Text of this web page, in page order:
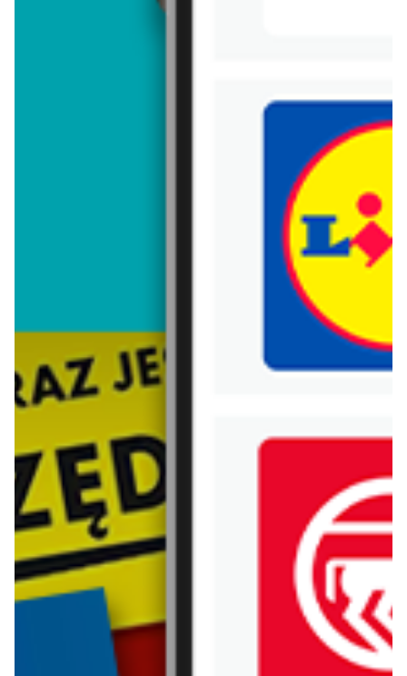
Trafiłeś na nieaktualną gazetkę
Zobacz aktualne gazetki Blix!
aktualna
Drogerie DM
aktualna
Rossmann
WIĘCEJ GAZETEK DROGERIE